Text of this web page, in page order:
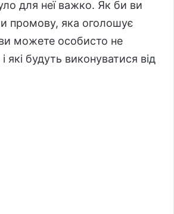
для неї важко. Як би ви
промову, яка оголошує
можете особисто не
які будуть виконуватися від